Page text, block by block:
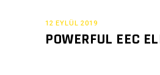
12 EYLÜL 2019
POWERFUL EEC